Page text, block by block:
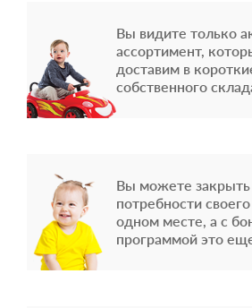
Вы видите только
ассортимент,
доставим в
собственного
Вы можете закрыть
потребности
одном месте, а с
программой это